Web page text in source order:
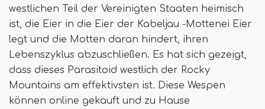
westlichen Teil der Vereinigten Staaten heimisch
ist, die Eier in die Eier der Kabeljau -Mottenei Eier
legt und die Motten daran hindert, ihren
Lebenszyklus abzuschließen. Es hat sich gezeigt,
dass dieses Parasitoid westlich der Rocky
Mountains am effektivsten ist. Diese Wespen
können online gekauft und zu Hause